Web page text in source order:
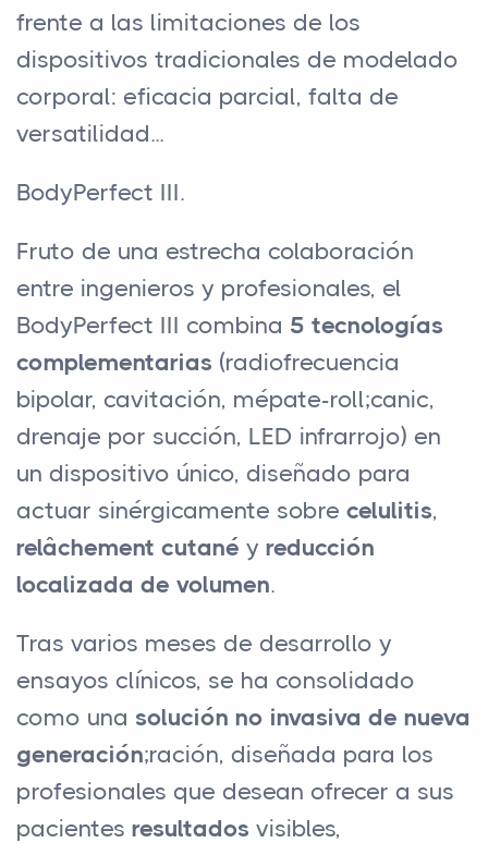
frente a las limitaciones de los
dispositivos tradicionales de modelado
corporal: eficacia parcial, falta de
versatilidad...
BodyPerfect III.
Fruto de una estrecha colaboración
entre ingenieros y profesionales, el
BodyPerfect III combina 5 tecnologías
complementarias (radiofrecuencia
bipolar, cavitación, mépate-roll;canic,
drenaje por succión, LED infrarrojo) en
un dispositivo único, diseñado para
actuar sinérgicamente sobre celulitis,
relâchement cutané y reducción
localizada de volumen.
Tras varios meses de desarrollo y
ensayos clínicos, se ha consolidado
como una solución no invasiva de nueva
generación;ración, diseñada para los
profesionales que desean ofrecer a sus
pacientes resultados visibles,